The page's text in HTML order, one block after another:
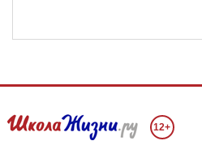
12+